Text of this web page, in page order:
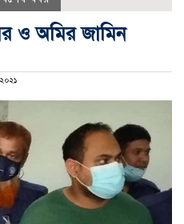
ও অমির জামিন